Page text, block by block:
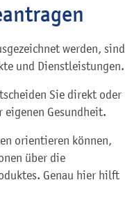
werden, sind
und Dienstleistungen.
Sie direkt oder
Gesundheit.
orientieren können,
über die
Genau hier hilft